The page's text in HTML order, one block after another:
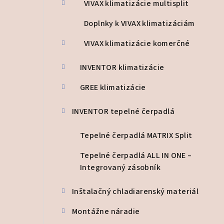
VIVAX klimatizácie multisplit
Doplnky k VIVAX klimatizáciám
VIVAX klimatizácie komerčné
INVENTOR klimatizácie
GREE klimatizácie
INVENTOR tepelné čerpadlá
Tepelné čerpadlá MATRIX Split
Tepelné čerpadlá ALL IN ONE –
Integrovaný zásobník
Inštalačný chladiarenský materiál
Montážne náradie